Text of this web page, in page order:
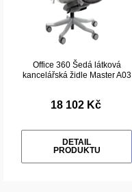
Office 360 Šedá látková
kancelářská židle Master A03
18 102 Kč
DETAIL
PRODUKTU